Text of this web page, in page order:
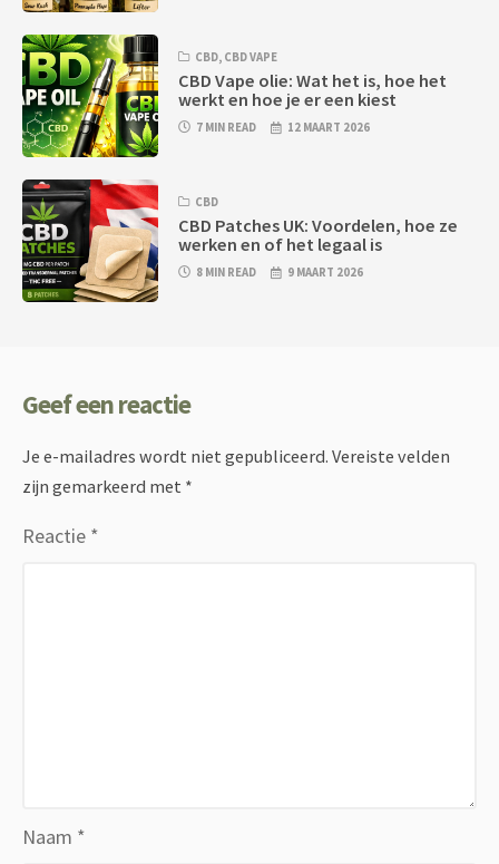
CBD, CBD VAPE
CBD Vape olie: Wat het is, hoe het
werkt en hoe je er een kiest
7 MIN READ 12 MAART 2026
CBD
CBD Patches UK: Voordelen, hoe ze
werken en of het legaal is
8 MIN READ 9 MAART 2026
Geef een reactie
Je e-mailadres wordt niet gepubliceerd. Vereiste velden
zijn gemarkeerd met *
Reactie *
Naam *